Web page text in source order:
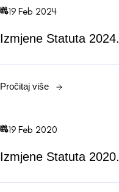
19 Feb 2024
Izmjene Statuta 2024.
Pročitaj više
19 Feb 2020
Izmjene Statuta 2020.